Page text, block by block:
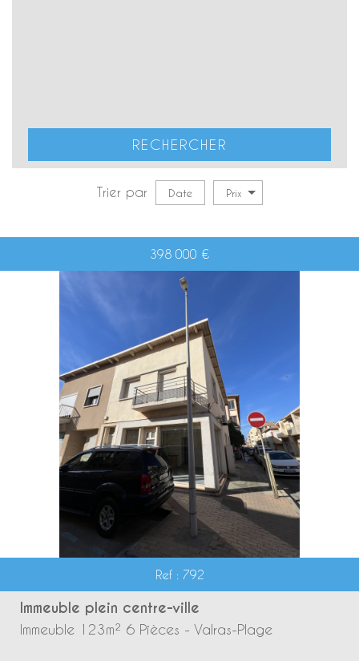
RECHERCHER
Trier par Date Prix
398 000 €
Ref : 792
Immeuble plein centre-ville
Immeuble 123m² 6 Pièces - Valras-Plage